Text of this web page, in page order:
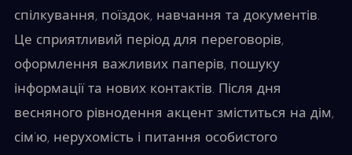
спілкування, поїздок, навчання та документів.
Це сприятливий період для переговорів,
оформлення важливих паперів, пошуку
інформації та нових контактів. Після дня
весняного рівнодення акцент зміститься на дім,
сім’ю, нерухомість і питання особистого